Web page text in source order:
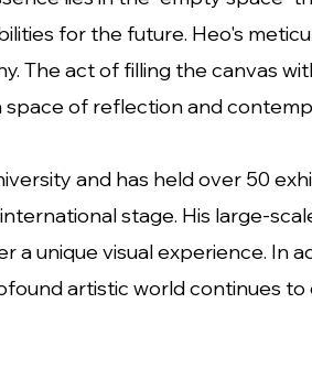
for the future. Heo's
The act of filling the canvas
of reflection and
and has held over 50
stage. His large-
a unique visual experience. In
artistic world continues